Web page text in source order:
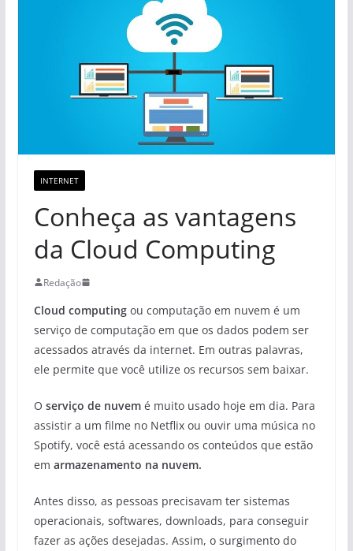
INTERNET
Conheça as vantagens
da Cloud Computing
Redação
Cloud computingou computação em nuvem é um
serviço de computação em que os dados podem ser
acessados através da internet. Em outras palavras,
ele permite que você utilize os recursos sem baixar.
O serviço de nuvemé muito usado hoje em dia. Para
assistir a um filme no Netflix ou ouvir uma música no
Spotify, você está acessando os conteúdos que estão
em armazenamento na nuvem.
Antes disso, as pessoas precisavam ter sistemas
operacionais, softwares, downloads, para conseguir
fazer as ações desejadas. Assim, o surgimento do